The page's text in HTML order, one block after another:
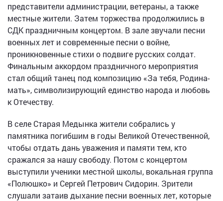
представители администрации, ветераны, а также
местные жители. Затем торжества продолжились в
СДК праздничным концертом. В зале звучали песни
военных лет и современные песни о войне,
проникновенные стихи о подвиге русских солдат.
Финальным аккордом праздничного мероприятия
стал общий танец под композицию «За тебя, Родина-
мать», символизирующий единство народа и любовь
к Отечеству.
В селе Старая Медынка жители собрались у
памятника погибшим в годы Великой Отечественной,
чтобы отдать дань уважения и памяти тем, кто
сражался за нашу свободу. Потом с концертом
выступили ученики местной школы, вокальная группа
«Полюшко» и Сергей Петрович Сидорин. Зрители
слушали затаив дыхание песни военных лет, которые